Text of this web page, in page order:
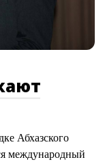
Абхазского
международный